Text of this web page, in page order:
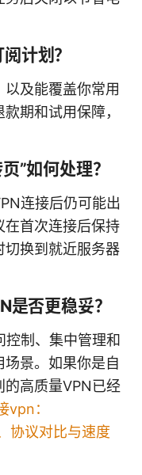
计划？
及能覆盖你常用
期和试用保障，
”如何处理？
连接后仍可能出
在首次连接后保持
切换到就近服务器
是否更稳妥？
控制、集中管理和
景。如果你是自
的高质量VPN已经
vpn：
协议对比与速度